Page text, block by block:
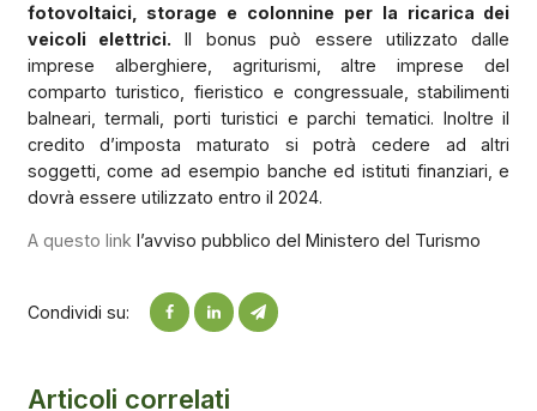
fotovoltaici, storage e colonnine per la ricarica dei
veicoli elettrici. Il bonus può essere utilizzato dalle
imprese alberghiere, agriturismi, altre imprese del
comparto turistico, fieristico e congressuale, stabilimenti
balneari, termali, porti turistici e parchi tematici. Inoltre il
credito d’imposta maturato si potrà cedere ad altri
soggetti, come ad esempio banche ed istituti finanziari, e
dovrà essere utilizzato entro il 2024.
A questo link l’avviso pubblico del Ministero del Turismo
Condividi su:
Articoli correlati